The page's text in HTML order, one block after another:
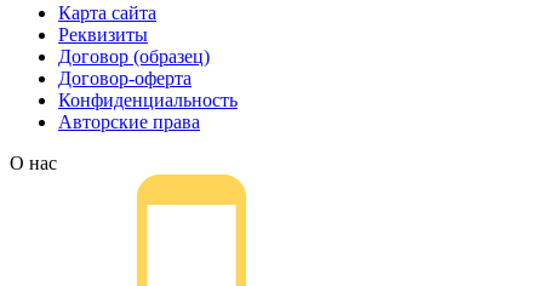
Карта сайта
Реквизиты
Договор (образец)
Договор-оферта
Конфиденциальность
Авторские права
О нас